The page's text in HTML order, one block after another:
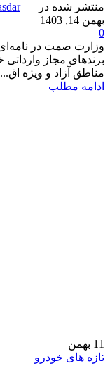
منتشر شده در
بهمن 14, 1403
0
وزارت صمت در
برندهای مجاز
مناطق آزاد و ویژه اق...
ادامه مطلب
11 بهمن
تازه های خودرو